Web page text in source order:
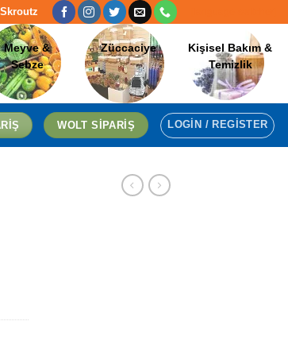
Skroutz
Meyve &
Sebze
Züccaciye
Kişisel Bakım &
Temizlik
WOLT SIPARIŞ LOGIN / REGISTER